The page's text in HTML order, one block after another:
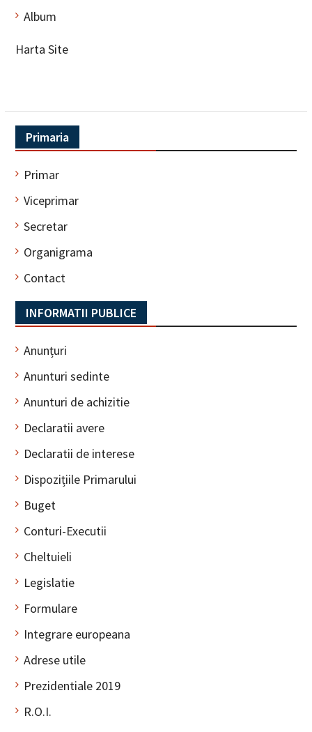
Album
Harta Site
Primaria
Primar
Viceprimar
Secretar
Organigrama
Contact
INFORMATII PUBLICE
Anunțuri
Anunturi sedinte
Anunturi de achizitie
Declaratii avere
Declaratii de interese
Dispozițiile Primarului
Buget
Conturi-Executii
Cheltuieli
Legislatie
Formulare
Integrare europeana
Adrese utile
Prezidentiale 2019
R.O.I.